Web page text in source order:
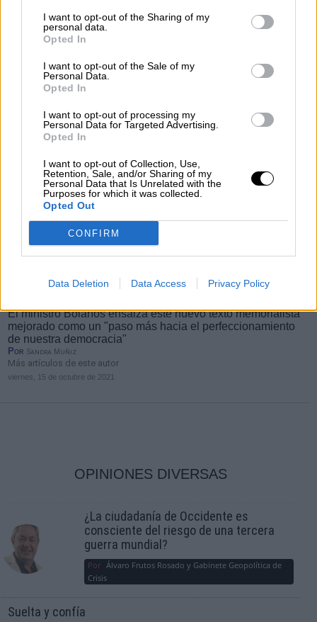
I want to opt-out of the Sharing of my
personal data.
Opted In
I want to opt-out of the Sale of my
Personal Data.
Opted In
I want to opt-out of processing my
Personal Data for Targeted Advertising.
Opted In
I want to opt-out of Collection, Use,
Retention, Sale, and/or Sharing of my
Personal Data that Is Unrelated with the
Purposes for which it was collected.
Opted Out
CONFIRM
Data Deletion Data Access Privacy Policy
El ministro de la Presidencia, Relaciones con las Cortes y Memoria
La Memoria Democrática, mucho más
que una ley para Bolaños: "nos hace
El ministro Bolaños ensalza este nuevo texto memorialista
mejorado como un "paso más hacia el perfeccionamiento
de nuestra democracia"
Por Sandra Muñiz
Más artículos de este autor
viernes, 15 de octubre de 2021
OPINIONES DIVERSAS
¿La ciudadanía de Occidente es
consciente del riesgo de una tercera
guerra mundial?
Por Álvaro Frutos Rosado y Gabinete Geopolítica de
Crisis
Suelta y confía